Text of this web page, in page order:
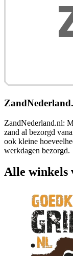
ZandNederland.nl:
zand al bezorgd
ook kleine
werkdagen bezorgd.
Alle winkels